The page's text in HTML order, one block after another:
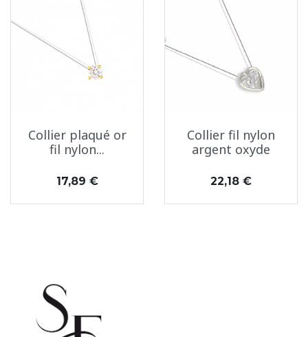
Collier plaqué or
fil nylon...
Prix
17,89 €
Collier fil nylon
argent oxyde
Prix
22,18 €